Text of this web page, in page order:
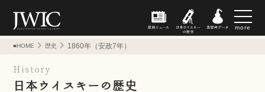
more
■HOME 歴史 1860年（安政7年）
History
日本ウイスキーの歴史